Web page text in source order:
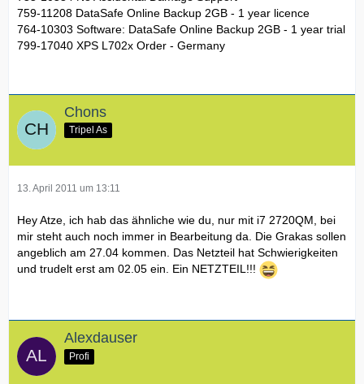
759-11208 DataSafe Online Backup 2GB - 1 year licence
764-10303 Software: DataSafe Online Backup 2GB - 1 year trial
799-17040 XPS L702x Order - Germany
Chons
Tripel As
13. April 2011 um 13:11
Hey Atze, ich hab das ähnliche wie du, nur mit i7 2720QM, bei
mir steht auch noch immer in Bearbeitung da. Die Grakas sollen
angeblich am 27.04 kommen. Das Netzteil hat Schwierigkeiten
und trudelt erst am 02.05 ein. Ein NETZTEIL!!!
Alexdauser
Profi